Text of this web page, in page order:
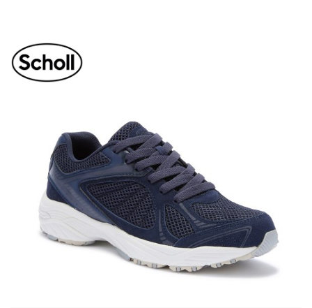
NEW SPRINTER 01
Unisex
Sport- og fritidssko til dame og menn.
Overdelen er laget i mesh, som lar
føttene puste, er elastisk og forsterket …